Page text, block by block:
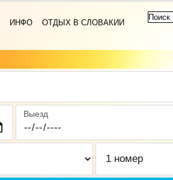
ИНФО
ОТДЫХ В СЛОВАКИИ
Выезд